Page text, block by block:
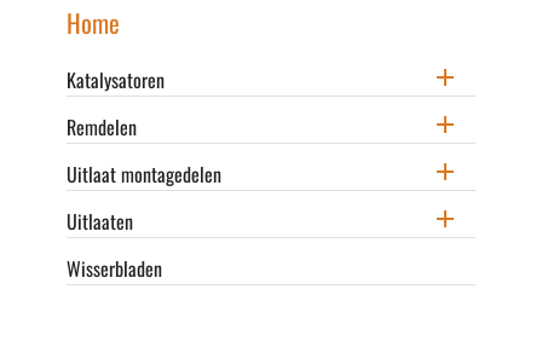
Home
Katalysatoren

Remdelen

Uitlaat montagedelen

Uitlaaten

Wisserbladen